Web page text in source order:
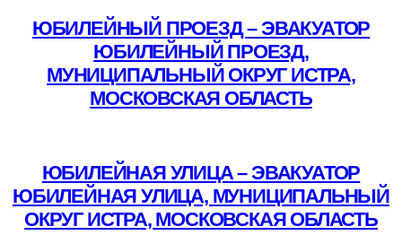
ЮБИЛЕЙНЫЙ ПРОЕЗД – ЭВАКУАТОР
ЮБИЛЕЙНЫЙ ПРОЕЗД,
МУНИЦИПАЛЬНЫЙ ОКРУГ ИСТРА,
МОСКОВСКАЯ ОБЛАСТЬ
ЮБИЛЕЙНАЯ УЛИЦА – ЭВАКУАТОР
ЮБИЛЕЙНАЯ УЛИЦА, МУНИЦИПАЛЬНЫЙ
ОКРУГ ИСТРА, МОСКОВСКАЯ ОБЛАСТЬ